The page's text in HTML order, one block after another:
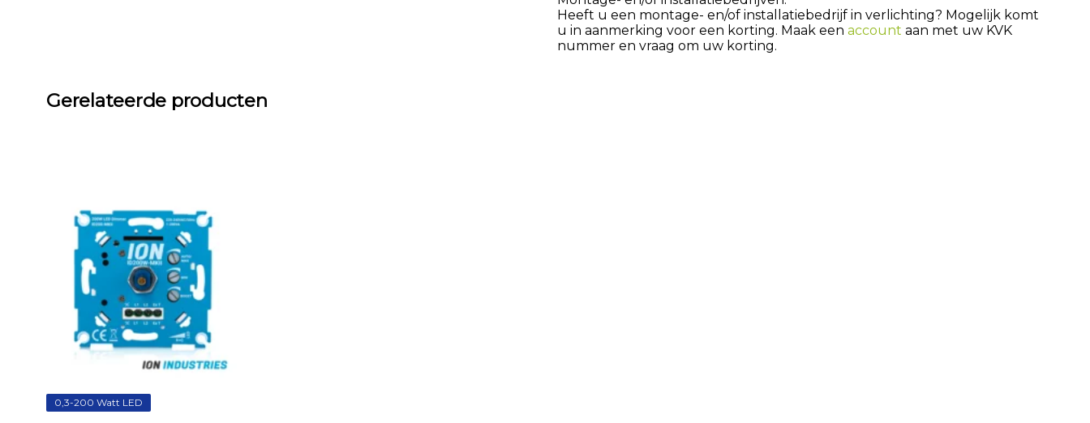
Heeft u een montage- en/of installatiebedrijf in verlichting? Mogelijk komt
u in aanmerking voor een korting. Maak een account aan met uw KVK
nummer en vraag om uw korting.
Gerelateerde producten
0,3-200 Watt LED